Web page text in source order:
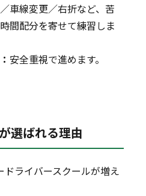
車線変更／右折など、苦
間配分を寄せて練習しま
安全重視で進めます。
選ばれる理由
ライバースクールが増え